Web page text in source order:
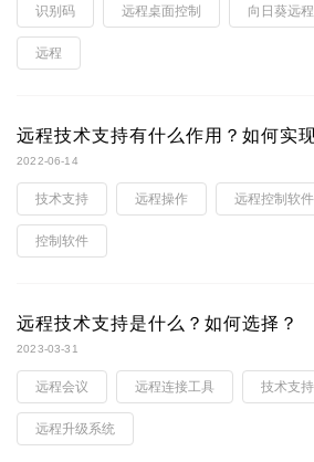
识别码 远程桌面控制 向日葵远
远程
远程技术支持有什么作用？如何实
2022-06-14
技术支持 远程操作 远程控制软件
控制软件
远程技术支持是什么？如何选择？
2023-03-31
远程会议 远程连接工具 技术支持
远程升级系统